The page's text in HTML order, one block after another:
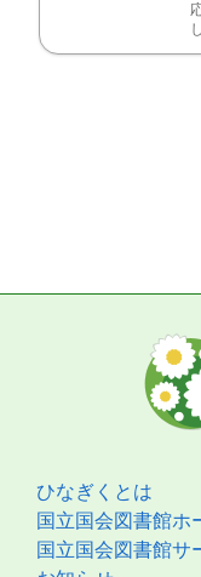
ひなぎくとは
国立国会図書館ホ
国立国会図書館サ